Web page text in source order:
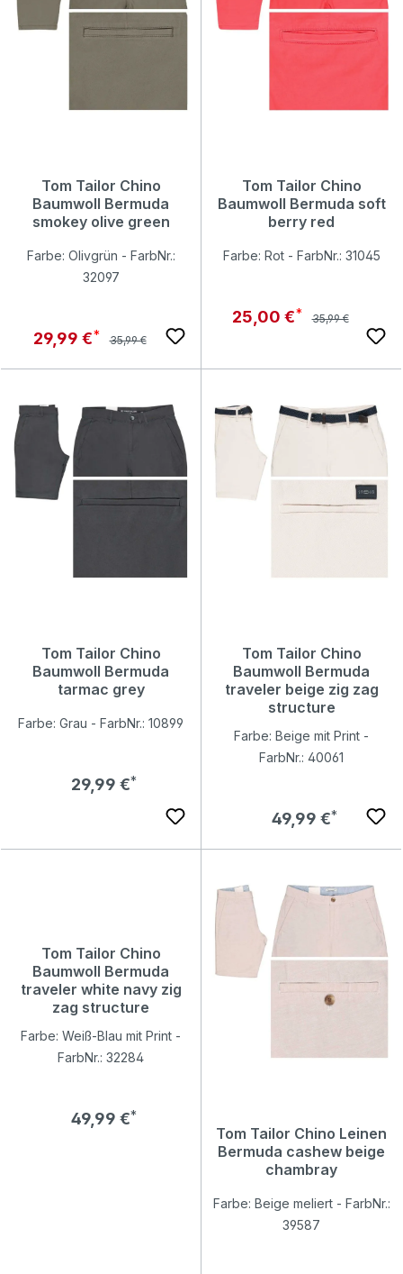
Tom Tailor Chino
Baumwoll Bermuda
smokey olive green
Farbe: Olivgrün - FarbNr.:
32097
Verkaufspreis:
29,99 € Regulärer Preis:
35,99 €
Tom Tailor Chino
Baumwoll Bermuda soft
berry red
Farbe: Rot - FarbNr.: 31045
Verkaufspreis:
25,00 € Regulärer Preis:
35,99 €
Tom Tailor Chino
Baumwoll Bermuda
tarmac grey
Farbe: Grau - FarbNr.: 10899
Regulärer Preis:
29,99 €
Tom Tailor Chino
Baumwoll Bermuda
traveler beige zig zag
structure
Farbe: Beige mit Print -
FarbNr.: 40061
Regulärer Preis:
49,99 €
Tom Tailor Chino
Tom Tailor Chino Leinen
Bermuda cashew beige
chambray
Farbe: Beige meliert - FarbNr.:
39587